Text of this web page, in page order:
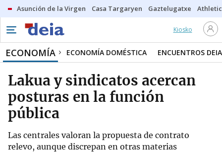
Asunción de la Virgen Casa Targaryen Gaztelugatxe Athletic
Kiosko
ECONOMÍA ECONOMÍA DOMÉSTICA ENCUENTROS DEIA
Lakua y sindicatos acercan
posturas en la función
pública
Las centrales valoran la propuesta de contrato
relevo, aunque discrepan en otras materias